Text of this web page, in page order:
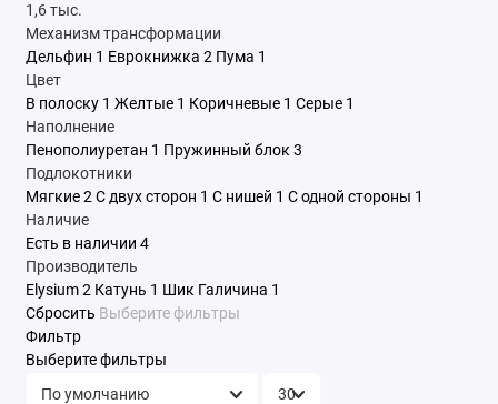
1,6 тыс.
Механизм трансформации
Дельфин 1 Еврокнижка 2 Пума 1
Цвет
В полоску 1 Желтые 1 Коричневые 1 Серые 1
Наполнение
Пенополиуретан 1 Пружинный блок 3
Подлокотники
Мягкие 2 С двух сторон 1 С нишей 1 С одной стороны 1
Наличие
Есть в наличии 4
Производитель
Elysium 2 Катунь 1 Шик Галичина 1
Сбросить Выберите фильтры
Фильтр
Выберите фильтры